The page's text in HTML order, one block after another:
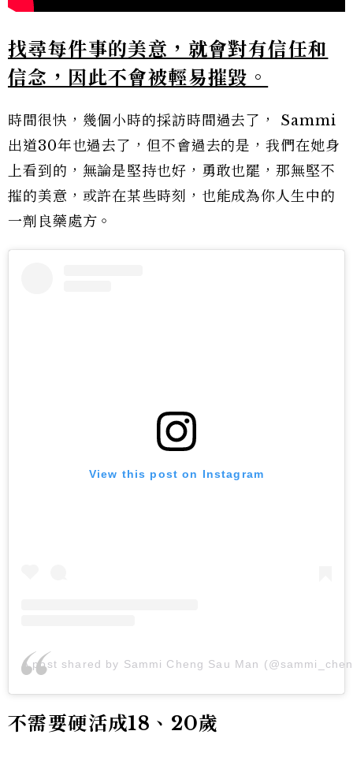
找尋每件事的美意，就會對有信任和
信念，因此不會被輕易摧毀。
時間很快，幾個小時的採訪時間過去了， Sammi
出道30年也過去了，但不會過去的是，我們在她身
上看到的，無論是堅持也好，勇敢也罷，那無堅不
摧的美意，或許在某些時刻，也能成為你人生中的
一劑良藥處方。
View this post on Instagram
A post shared by Sammi Cheng Sau Man
不需要硬活成18、20歲